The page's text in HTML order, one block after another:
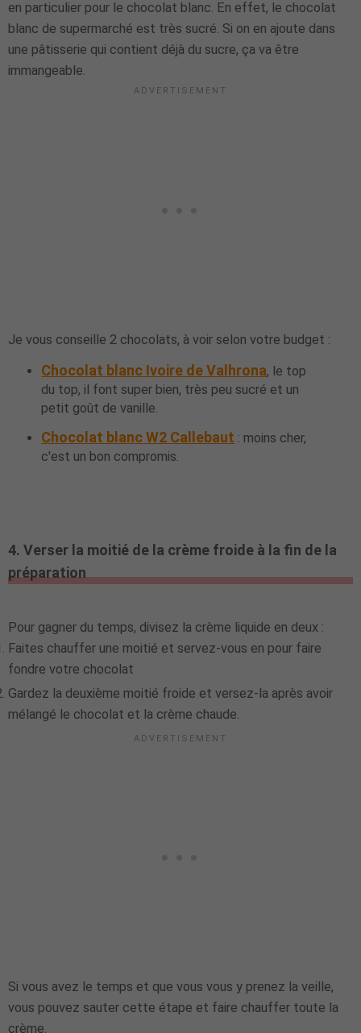
en particulier pour le chocolat blanc. En effet, le chocolat
blanc de supermarché est très sucré. Si on en ajoute dans
une pâtisserie qui contient déjà du sucre, ça va être
immangeable.
Je vous conseille 2 chocolats, à voir selon votre budget :
Chocolat blanc Ivoire de Valhrona, le top
du top, il font super bien, très peu sucré et un
petit goût de vanille.
Chocolat blanc W2 Callebaut : moins cher,
c'est un bon compromis.
4. Verser la moitié de la crème froide à la fin de la
préparation
Pour gagner du temps, divisez la crème liquide en deux :
Faites chauffer une moitié et servez-vous en pour faire
fondre votre chocolat
Gardez la deuxième moitié froide et versez-la après avoir
mélangé le chocolat et la crème chaude.
Si vous avez le temps et que vous vous y prenez la veille,
vous pouvez sauter cette étape et faire chauffer toute la
crème.